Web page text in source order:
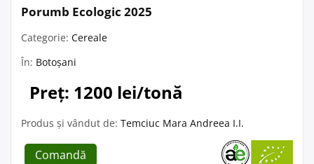
Porumb Ecologic 2025
Categorie: Cereale
În: Botoșani
Preț: 1200 lei/tonă
Produs și vândut de: Temciuc Mara Andreea I.I.
Comandă